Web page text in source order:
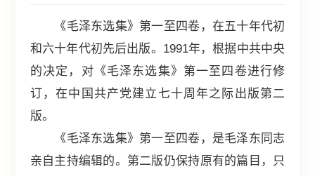
《毛泽东选集》第一至四卷，在五十年代初
和六十年代初先后出版。1991年，根据中共中央
的决定，对《毛泽东选集》第一至四卷进行修
订，在中国共产党建立七十周年之际出版第二
版。
《毛泽东选集》第一至四卷，是毛泽东同志
亲自主持编辑的。第二版仍保持原有的篇目，只